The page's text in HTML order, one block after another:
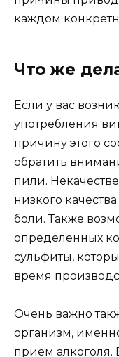
каждом
Что же
Если у вас
употребления
причину этого
обратить
пили.
низкого
боли. Также
определенных
сульфиты,
время
Очень важно
организм,
прием алкоголя.